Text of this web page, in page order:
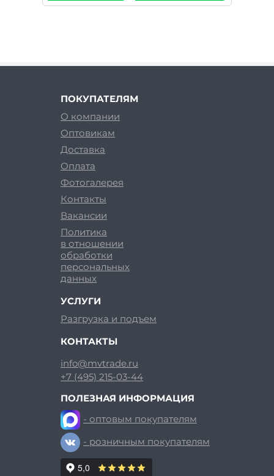
ПОКУПАТЕЛЯМ
О компании
Оптовикам
Доставка
Оплата
Фотогалерея
Контакты
Вакансии
Политика
в отношении
обработки
персональных
данных
УСЛУГИ
Разгрузка и подъем
КОНТАКТЫ
info@mvtrade.ru
+7 (495) 215-03-44
ПОЛЕЗНАЯ ИНФОРМАЦИЯ
- оптовым покупателям
- розничным покупателям